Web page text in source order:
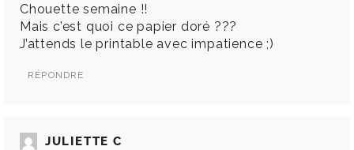
Chouette semaine !!
Mais c’est quoi ce papier doré ???
J’attends le printable avec impatience ;)
RÉPONDRE
JULIETTE C